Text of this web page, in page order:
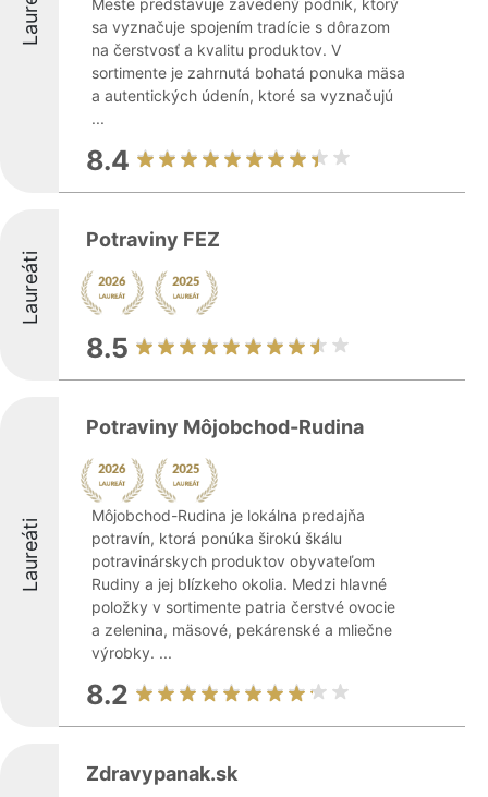
Meste predstavuje zavedený podnik, ktorý
sa vyznačuje spojením tradície s dôrazom
na čerstvosť a kvalitu produktov. V
sortimente je zahrnutá bohatá ponuka mäsa
a autentických údenín, ktoré sa vyznačujú
...
8.4
Laureáti
Potraviny FEZ
8.5
Laureáti
Potraviny Môjobchod-Rudina
Môjobchod-Rudina je lokálna predajňa
potravín, ktorá ponúka širokú škálu
potravinárskych produktov obyvateľom
Rudiny a jej blízkeho okolia. Medzi hlavné
položky v sortimente patria čerstvé ovocie
a zelenina, mäsové, pekárenské a mliečne
výrobky. ...
8.2
Zdravypanak.sk